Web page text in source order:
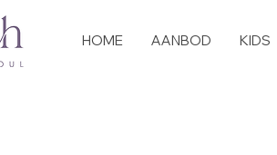
HOME AANBOD KIDS